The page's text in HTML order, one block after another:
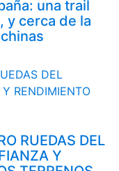
una trail
y cerca de la
RUEDAS DEL
Y